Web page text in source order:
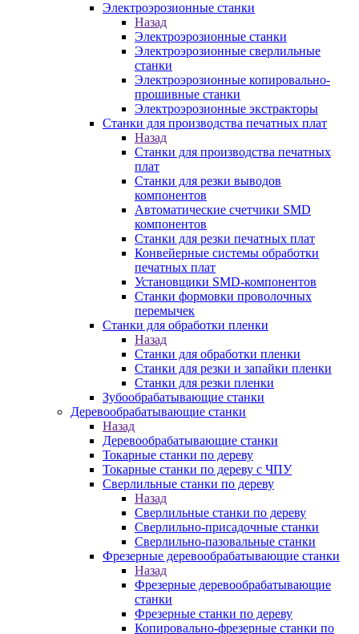
Электроэрозионные станки
Назад
Электроэрозионные станки
Электроэрозионные сверлильные
станки
Электроэрозионные копировально-
прошивные станки
Электроэрозионные экстракторы
Станки для производства печатных плат
Назад
Станки для производства печатных
плат
Станки для резки выводов
компонентов
Автоматические счетчики SMD
компонентов
Станки для резки печатных плат
Конвейерные системы обработки
печатных плат
Установщики SMD-компонентов
Станки формовки проволочных
перемычек
Станки для обработки пленки
Назад
Станки для обработки пленки
Станки для резки и запайки пленки
Станки для резки пленки
Зубообрабатывающие станки
Деревообрабатывающие станки
Назад
Деревообрабатывающие станки
Токарные станки по дереву
Токарные станки по дереву с ЧПУ
Сверлильные станки по дереву
Назад
Сверлильные станки по дереву
Сверлильно-присадочные станки
Сверлильно-пазовальные станки
Фрезерные деревообрабатывающие станки
Назад
Фрезерные деревообрабатывающие
станки
Фрезерные станки по дереву
Копировально-фрезерные станки по